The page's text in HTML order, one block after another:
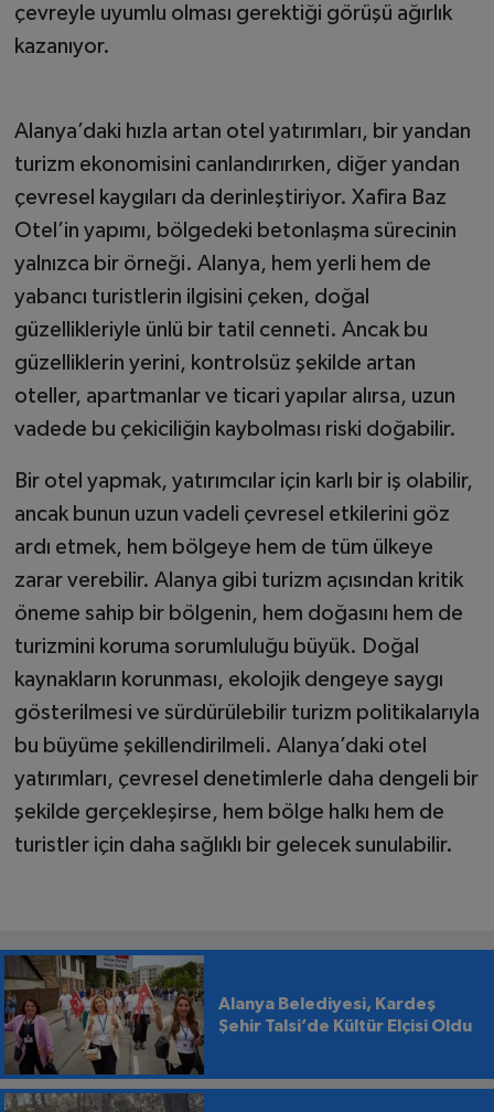
çevreyle uyumlu olması gerektiği görüşü ağırlık
kazanıyor.
Alanya’daki hızla artan otel yatırımları, bir yandan
turizm ekonomisini canlandırırken, diğer yandan
çevresel kaygıları da derinleştiriyor. Xafira Baz
Otel’in yapımı, bölgedeki betonlaşma sürecinin
yalnızca bir örneği. Alanya, hem yerli hem de
yabancı turistlerin ilgisini çeken, doğal
güzellikleriyle ünlü bir tatil cenneti. Ancak bu
güzelliklerin yerini, kontrolsüz şekilde artan
oteller, apartmanlar ve ticari yapılar alırsa, uzun
vadede bu çekiciliğin kaybolması riski doğabilir.
Bir otel yapmak, yatırımcılar için karlı bir iş olabilir,
ancak bunun uzun vadeli çevresel etkilerini göz
ardı etmek, hem bölgeye hem de tüm ülkeye
zarar verebilir. Alanya gibi turizm açısından kritik
öneme sahip bir bölgenin, hem doğasını hem de
turizmini koruma sorumluluğu büyük. Doğal
kaynakların korunması, ekolojik dengeye saygı
gösterilmesi ve sürdürülebilir turizm politikalarıyla
bu büyüme şekillendirilmeli. Alanya’daki otel
yatırımları, çevresel denetimlerle daha dengeli bir
şekilde gerçekleşirse, hem bölge halkı hem de
turistler için daha sağlıklı bir gelecek sunulabilir.
Alanya Belediyesi, Kardeş
Şehir Talsi’de Kültür Elçisi Oldu